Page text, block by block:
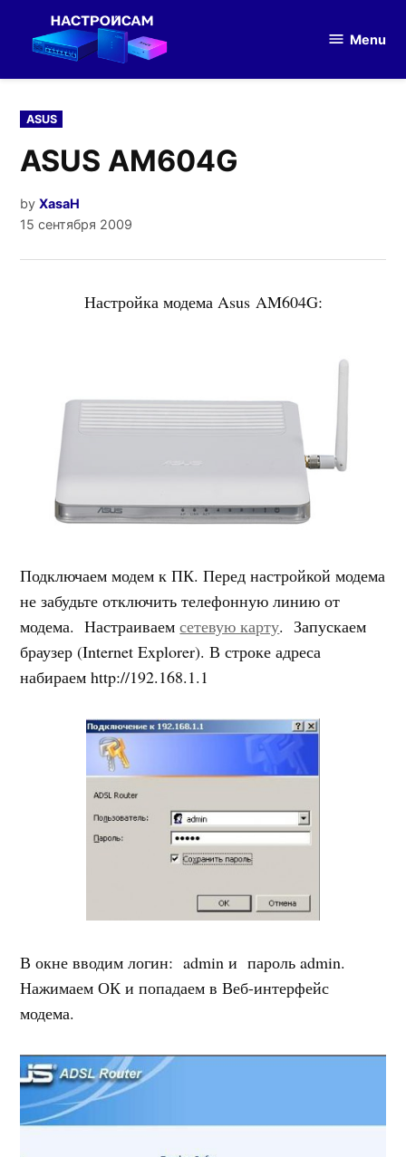
оборудования
Menu
POSTED
IN
ASUS
ASUS AM604G
by XasaH
15 сентября 2009
Настройка модема Asus AM604G:
Подключаем модем к ПК. Перед настройкой модема
не забудьте отключить телефонную линию от
модема. Настраиваемсетевую карту. Запускаем
браузер (Internet Explorer). В строке адреса
набираем http://192.168.1.1
В окне вводим логин: admin и пароль admin.
Нажимаем ОК и попадаем в Веб-интерфейс
модема.